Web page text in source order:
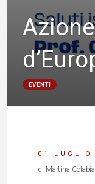
EVENTI
01
di Martina